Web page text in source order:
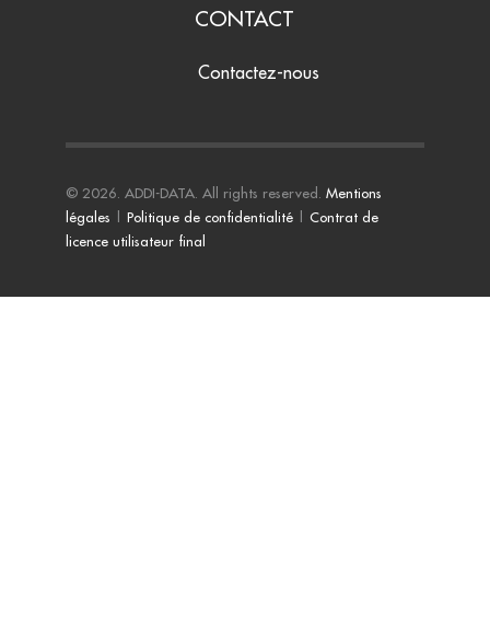
CONTACT
Contactez-nous
© 2026. ADDI-DATA. All rights reserved. Mentions
légales
Politique de confidentialité| Contrat de
licence utilisateur final